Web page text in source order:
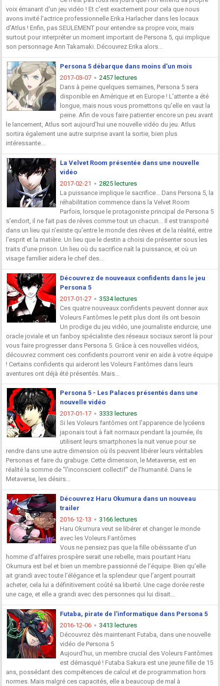
voix émanant d'un jeu vidéo ! Et c'est exactement pour cela que nous
avons invité l'actrice professionnelle Erika Harlacher dans les locaux
d'Atlus ! Enfin, pas SEULEMENT pour entendre sa propre voix, mais
surtout pour interpréter un moment important de Persona 5, qui implique
son personnage Ann Takamaki. Découvrez Erika alors...
Persona 5 débarque dans moins d'un mois
2017-03-07
2457 lectures
Dans à peine quelques semaines, Persona 5 sera
disponible en Amérique et en Europe ! L'attente a été
longue, mais nous vous promettons qu'elle en vaut la
peine. Afin de vous faire patienter encore un peu avant
le lancement, Atlus sort aujourd'hui une nouvelle vidéo du jeu. Atlus
sortira également une autre surprise avant la sortie, bien plus
intéressante...
La Velvet Room présentée dans une nouvelle
vidéo
2017-02-21
2825 lectures
La puissance implique le sacrifice... Dans Persona 5, la
réhabilitation commence dans la Velvet Room
Parfois, lorsque le protagoniste principal de Persona 5
s'endort, il ne fait pas de rêves comme tout un chacun... Il est transporté
dans un lieu qui n'existe qu'entre le monde des rêves et de la réalité, entre
l'esprit et la matière. Un lieu que le destin a choisi de présenter sous les
traits d'une prison. Un lieu où du sacrifice naît la puissance, et où un
visage familier aidera le chef des...
Découvrez de nouveaux confidents dans le jeu
Persona 5
2017-01-27
3534 lectures
Ces quatre nouveaux confidents peuvent donner aux
Voleurs Fantômes le petit plus dont ils ont besoin
Un prodige du jeu vidéo, une journaliste endurcie, une
oracle joviale et un fanboy spécialiste des réseaux sociaux seront là pour
vous faire progresser dans Persona 5. Grâce à ces nouvelles vidéos,
découvrez comment ces confidents pourront venir en aide à votre équipe
! Certains confidents qui aideront les Voleurs Fantômes dans leurs
aventures ont déjà été présentés. Mais...
Persona 5 - Les Palaces présentés dans une
nouvelle vidéo
2017-01-17
3333 lectures
Si les Voleurs fantômes ont l'apparence de lycéens
japonais tout à fait normaux pendant la journée, ils
utilisent leurs smartphones la nuit venue pour se
rendre dans une autre dimension où ils peuvent libérer leurs véritables
Personas et faire du grabuge. Cette dimension, le Metaverse, est en
réalité la somme de "l'inconscient collectif" de l'humanité. Dans le
Metaverse, les désirs...
Découvrez Haru Okumura dans un nouveau
trailer
2016-12-13
3166 lectures
Haru Okumura veut se libérer et changer le monde
avec les Voleurs Fantômes
Vous ne pensiez pas que la fille obéissante d'un
homme d'affaires prospère serait une rebelle, mais pourtant Haru
Okumura est bel et bien un membre passionné de l'équipe. Bien qu'elle
ait grandi avec toute l'élégance et la splendeur que l'argent pourrait
acheter, cela lui a définitivement coûté sa liberté. Une cage dorée reste
une cage, et elle a grandi avec des personnes qui lui disait...
Futaba, pirate de l'informatique dans Persona 5
2016-12-06
3413 lectures
Découvrez dès maintenant Futaba, dans une nouvelle
vidéo de Persona 5
Aujourd'hui, un membre crucial des Voleurs Fantômes
est démasqué ! Futaba Sakura est une jeune fille de 15
ans, possédant des compétences de calcul et de programmation hors
normes. Mais malgré ces capacités, elle a beaucoup de mal à